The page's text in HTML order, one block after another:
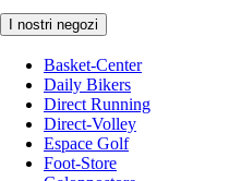
I nostri negozi
Basket-Center
Daily Bikers
Direct Running
Direct-Volley
Espace Golf
Foot-Store